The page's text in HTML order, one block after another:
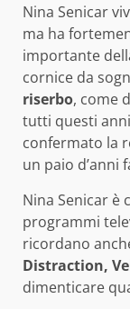
Nina Senicar
ma ha
importante
cornice da
riserbo, come
tutti questi
confermato la
un paio d’anni
Nina Senicar è
programmi
ricordano
Distraction,
dimenticare